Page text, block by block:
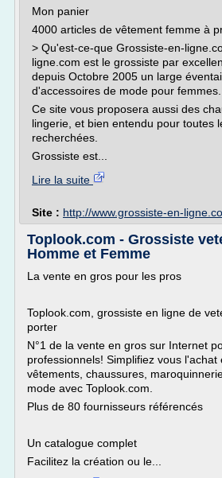
Mon panier
4000 articles de vêtement femme à
> Qu'est-ce-que Grossiste-en-
ligne.com est le grossiste par
depuis Octobre 2005 un large
d'accessoires de mode pour femmes.
Ce site vous proposera aussi des
lingerie, et bien entendu pour toutes
recherchées.
Grossiste est...
Lire la suite
Site : http://www.grossiste-en-
Toplook.com - Grossiste
Homme et Femme
La vente en gros pour les pros
Toplook.com, grossiste en ligne de
porter
N°1 de la vente en gros sur Internet
professionnels! Simplifiez vous l'achat
vêtements, chaussures,
mode avec Toplook.com.
Plus de 80 fournisseurs référencés
Un catalogue complet
Facilitez la création ou le...